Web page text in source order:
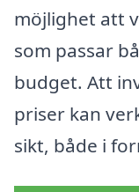
möjlighet att
som passar
budget. Att
priser kan
sikt, både i